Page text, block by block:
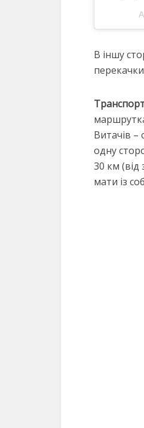
В іншу
Витачів
одну
30 км (від
мати із